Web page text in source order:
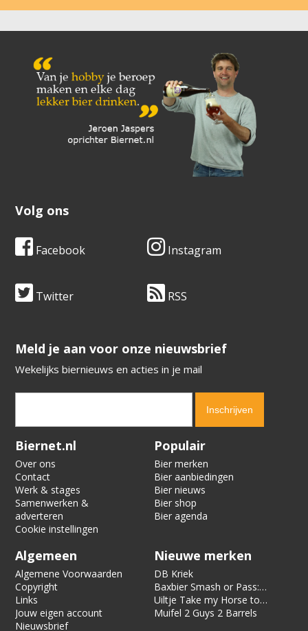
Volg ons
Facebook Instagram
Twitter RSS
​​​​​​​Meld je aan voor onze nieuwsbrief
Wekelijks biernieuws en acties in je mail
Verification code:
Biernet.nl
Over ons
Contact
Werk & stages
Samenwerken &
adverteren
Cookie instellingen
Populair
Bier merken
Bier aanbiedingen
Bier nieuws
Bier shop
Bier agenda
Algemeen
Algemene Voorwaarden
Copyright
Links
Jouw eigen account
Nieuwsbrief
Nieuwe merken
DB Kriek
Baxbier Smash or Pass:
Strata
Uiltje Take my Horse to
the Hotel Room
Muifel 2 Guys 2 Barrels